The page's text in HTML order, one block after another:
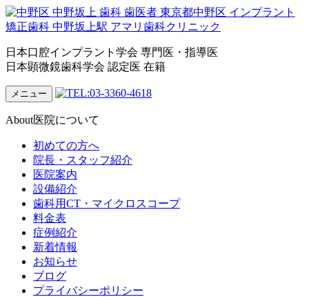
日本口腔インプラント学会 専門医・指導医
日本顕微鏡歯科学会 認定医 在籍
メニュー
About医院について
初めての方へ
院長・スタッフ紹介
医院案内
設備紹介
歯科用CT・マイクロスコープ
料金表
症例紹介
新着情報
お知らせ
ブログ
プライバシーポリシー